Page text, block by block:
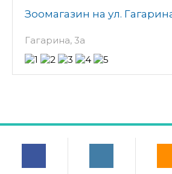
Зоомагазин на ул.
Гагарина, 3а